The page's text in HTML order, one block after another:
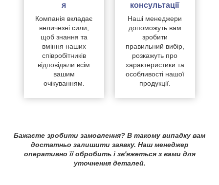
я
Компанія вкладає
величезні сили,
щоб знання та
вміння наших
співробітників
відповідали всім
вашим
очікуванням.
консультації
Наші менеджери
допоможуть вам
зробити
правильний вибір,
розкажуть про
характеристики та
особливості нашої
продукції.
Бажаєте зробити замовлення? В такому випадку вам
достатньо залишити заявку. Наш менеджер
оперативно її обробить і зв'яжеться з вами для
уточнення деталей.